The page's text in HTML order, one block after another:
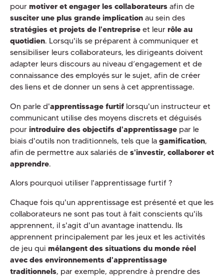
pour motiver et engager les collaborateursafin de
susciter une plus grande implicationau sein des
stratégies et projets de l'entrepriseet leur rôle au
quotidien. Lorsqu'ils se préparent à communiquer et
sensibiliser leurs collaborateurs, les dirigeants doivent
adapter leurs discours au niveau d’engagement et de
connaissance des employés sur le sujet, afin de créer
des liens et de donner un sens à cet apprentissage.
On parle d'apprentissage furtiflorsqu'un instructeur et
communicant utilise des moyens discrets et déguisés
pour introduire des objectifs d'apprentissage par le
biais d'outils non traditionnels, tels que la gamification,
afin de permettre aux salariés de s'investir, collaborer et
apprendre.
Alors pourquoi utiliser l'apprentissage furtif ?
Chaque fois qu'un apprentissage est présenté et que les
collaborateurs ne sont pas tout à fait conscients qu'ils
apprennent, il s'agit d'un avantage inattendu. Ils
apprennent principalement par les jeux et les activités
de jeu qui mélangent des situations du monde réel
avec des environnements d'apprentissage
traditionnels, par exemple, apprendre à prendre des